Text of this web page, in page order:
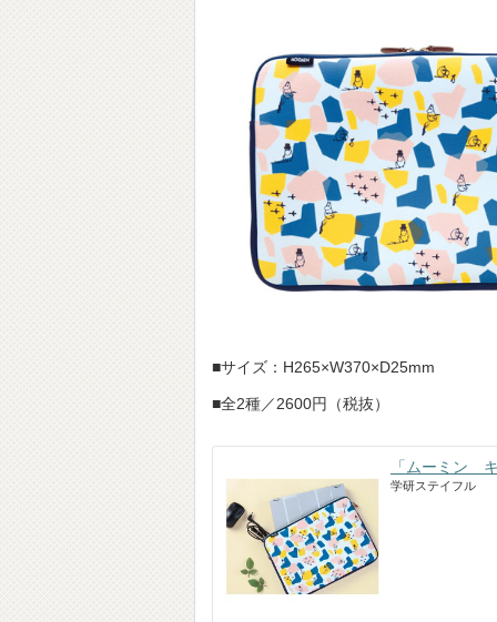
■サイズ：H265×W370×D25mm
■全2種／2600円（税抜）
「ムーミン
学研ステイフル